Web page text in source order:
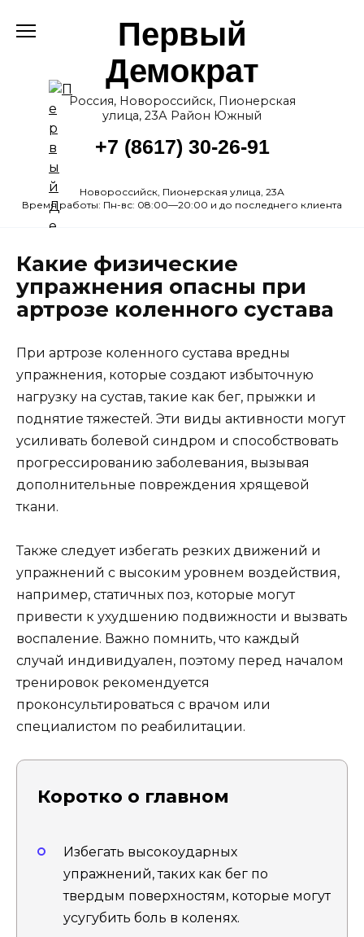
Первый
Демократ
Россия, Новороссийск, Пионерская
улица, 23А Район Южный
+7 (8617) 30-26-91
Новороссийск, Пионерская улица, 23А
Время работы: Пн-вс: 08:00—20:00 и до последнего клиента
Какие физические
упражнения опасны при
артрозе коленного сустава
При артрозе коленного сустава вредны
упражнения, которые создают избыточную
нагрузку на сустав, такие как бег, прыжки и
поднятие тяжестей. Эти виды активности могут
усиливать болевой синдром и способствовать
прогрессированию заболевания, вызывая
дополнительные повреждения хрящевой
ткани.
Также следует избегать резких движений и
упражнений с высоким уровнем воздействия,
например, статичных поз, которые могут
привести к ухудшению подвижности и вызвать
воспаление. Важно помнить, что каждый
случай индивидуален, поэтому перед началом
тренировок рекомендуется
проконсультироваться с врачом или
специалистом по реабилитации.
Коротко о главном
Избегать высокоударных
упражнений, таких как бег по
твердым поверхностям, которые могут
усугубить боль в коленях.